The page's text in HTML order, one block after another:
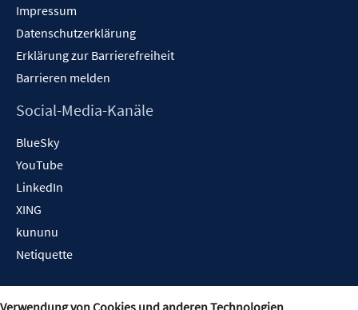
Impressum
Datenschutzerklärung
Erklärung zur Barrierefreiheit
Barrieren melden
Social-Media-Kanäle
BlueSky
YouTube
LinkedIn
XING
kununu
Netiquette
Verwendung von Cookies und anderen Technologien